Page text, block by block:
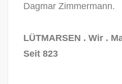
Dagmar Zimmermann.
LÜTMARSEN . Wir .
Seit 823